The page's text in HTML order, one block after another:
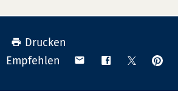
Drucken
Empfehlen
Teilen Teilen Teilen